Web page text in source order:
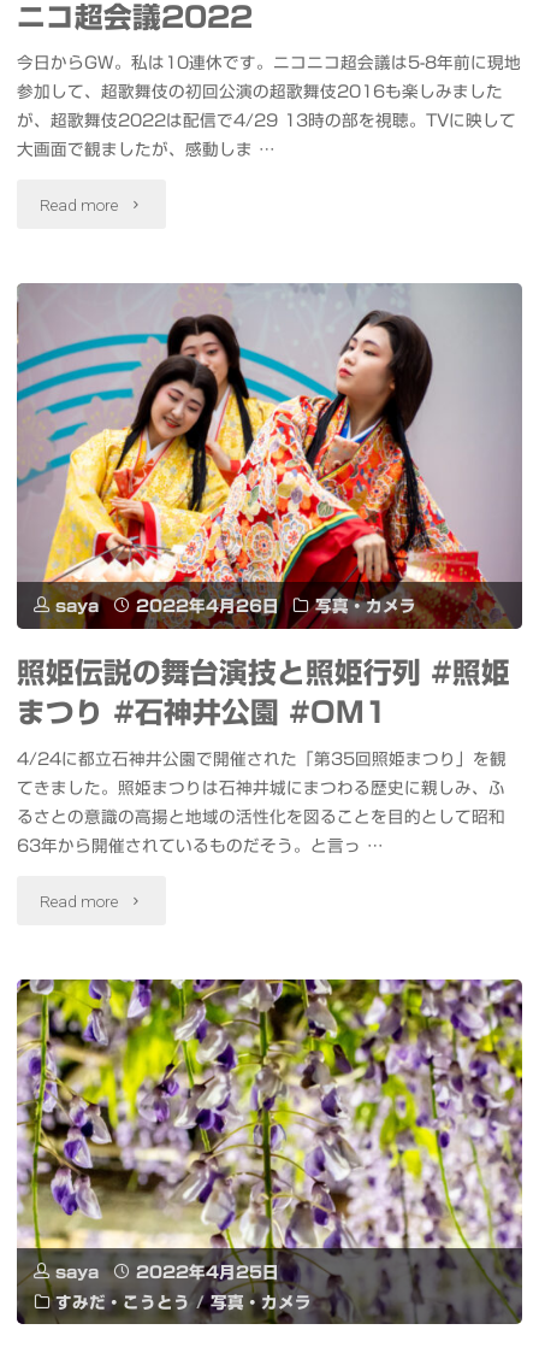
テ
ー
ロ
横
丁
#
カ
メ
ク
ロ
#THEREDCATS
#
び
あ
#BUTCHEROHYAMA"
ニコ超会議2022
今日からGW。私は10連休です。ニコニコ超会議は5-8年前に現地
参加して、超歌舞伎の初回公演の超歌舞伎2016も楽しみました
が、超歌舞伎2022は配信で4/29 13時の部を視聴。TVに映して
大画面で観ましたが、感動しま …
Read more "超
伎
2022「永
遠
花
誉
功」
ニ
ニ
コ
2022"
saya 2022年4月26日 写真・カメラ
照姫伝説の舞台演技と照姫行列 #照姫
まつり #石神井公園 #OM1
4/24に都立石神井公園で開催された「第35回照姫まつり」を観
てきました。照姫まつりは石神井城にまつわる歴史に親しみ、ふ
るさとの意識の高揚と地域の活性化を図ることを目的として昭和
63年から開催されているものだそう。と言っ …
Read more "照
伝
説
の
舞
台
演
技
saya
2022年4月25日
すみだ・こうとう / 写真・カメラ